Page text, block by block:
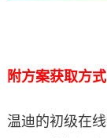
附方案获取方式
温迪的初级在